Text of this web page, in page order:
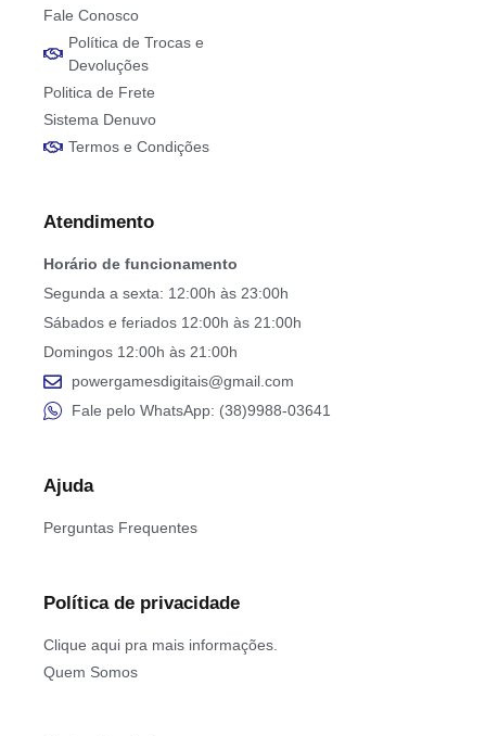
Fale Conosco
Política de Trocas e
Devoluções
Politica de Frete
Sistema Denuvo
Termos e Condições
Atendimento
Horário de funcionamento
Segunda a sexta: 12:00h às 23:00h
Sábados e feriados 12:00h às 21:00h
Domingos 12:00h às 21:00h
powergamesdigitais@gmail.com
Fale pelo WhatsApp: (38)9988-03641
Ajuda
Perguntas Frequentes
Política de privacidade
Clique aqui pra mais informações.
Quem Somos